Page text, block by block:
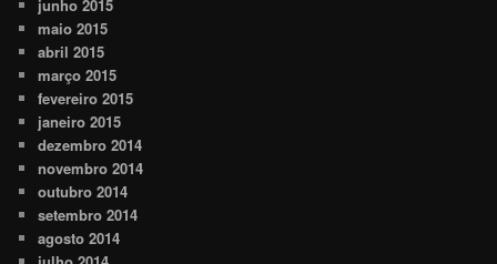
junho 2015
maio 2015
abril 2015
março 2015
fevereiro 2015
janeiro 2015
dezembro 2014
novembro 2014
outubro 2014
setembro 2014
agosto 2014